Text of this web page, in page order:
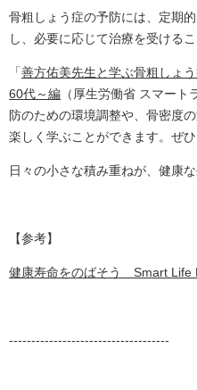
骨粗しょう症の予防には、定期
し、必要に応じて治療を受けるこ
「善方佑美先生と学ぶ骨粗しょ
60代～編 （厚生労働省 スマー
防のための環境調整や、骨密度
楽しく学ぶことができます。ぜ
日々の小さな積み重ねが、健康
【参考】
健康寿命をのばそう Smart Life
------------------------------------